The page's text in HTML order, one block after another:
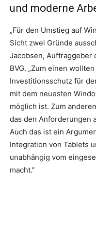
und moderne
„Für den Umstieg auf
Sicht zwei Gründe
Jacobsen,
BVG. „Zum einen
Investitionsschutz für
mit dem neuesten
möglich ist. Zum
das den Anforderungen
Auch das ist ein
Integration von Tablets
unabhängig vom
macht.”